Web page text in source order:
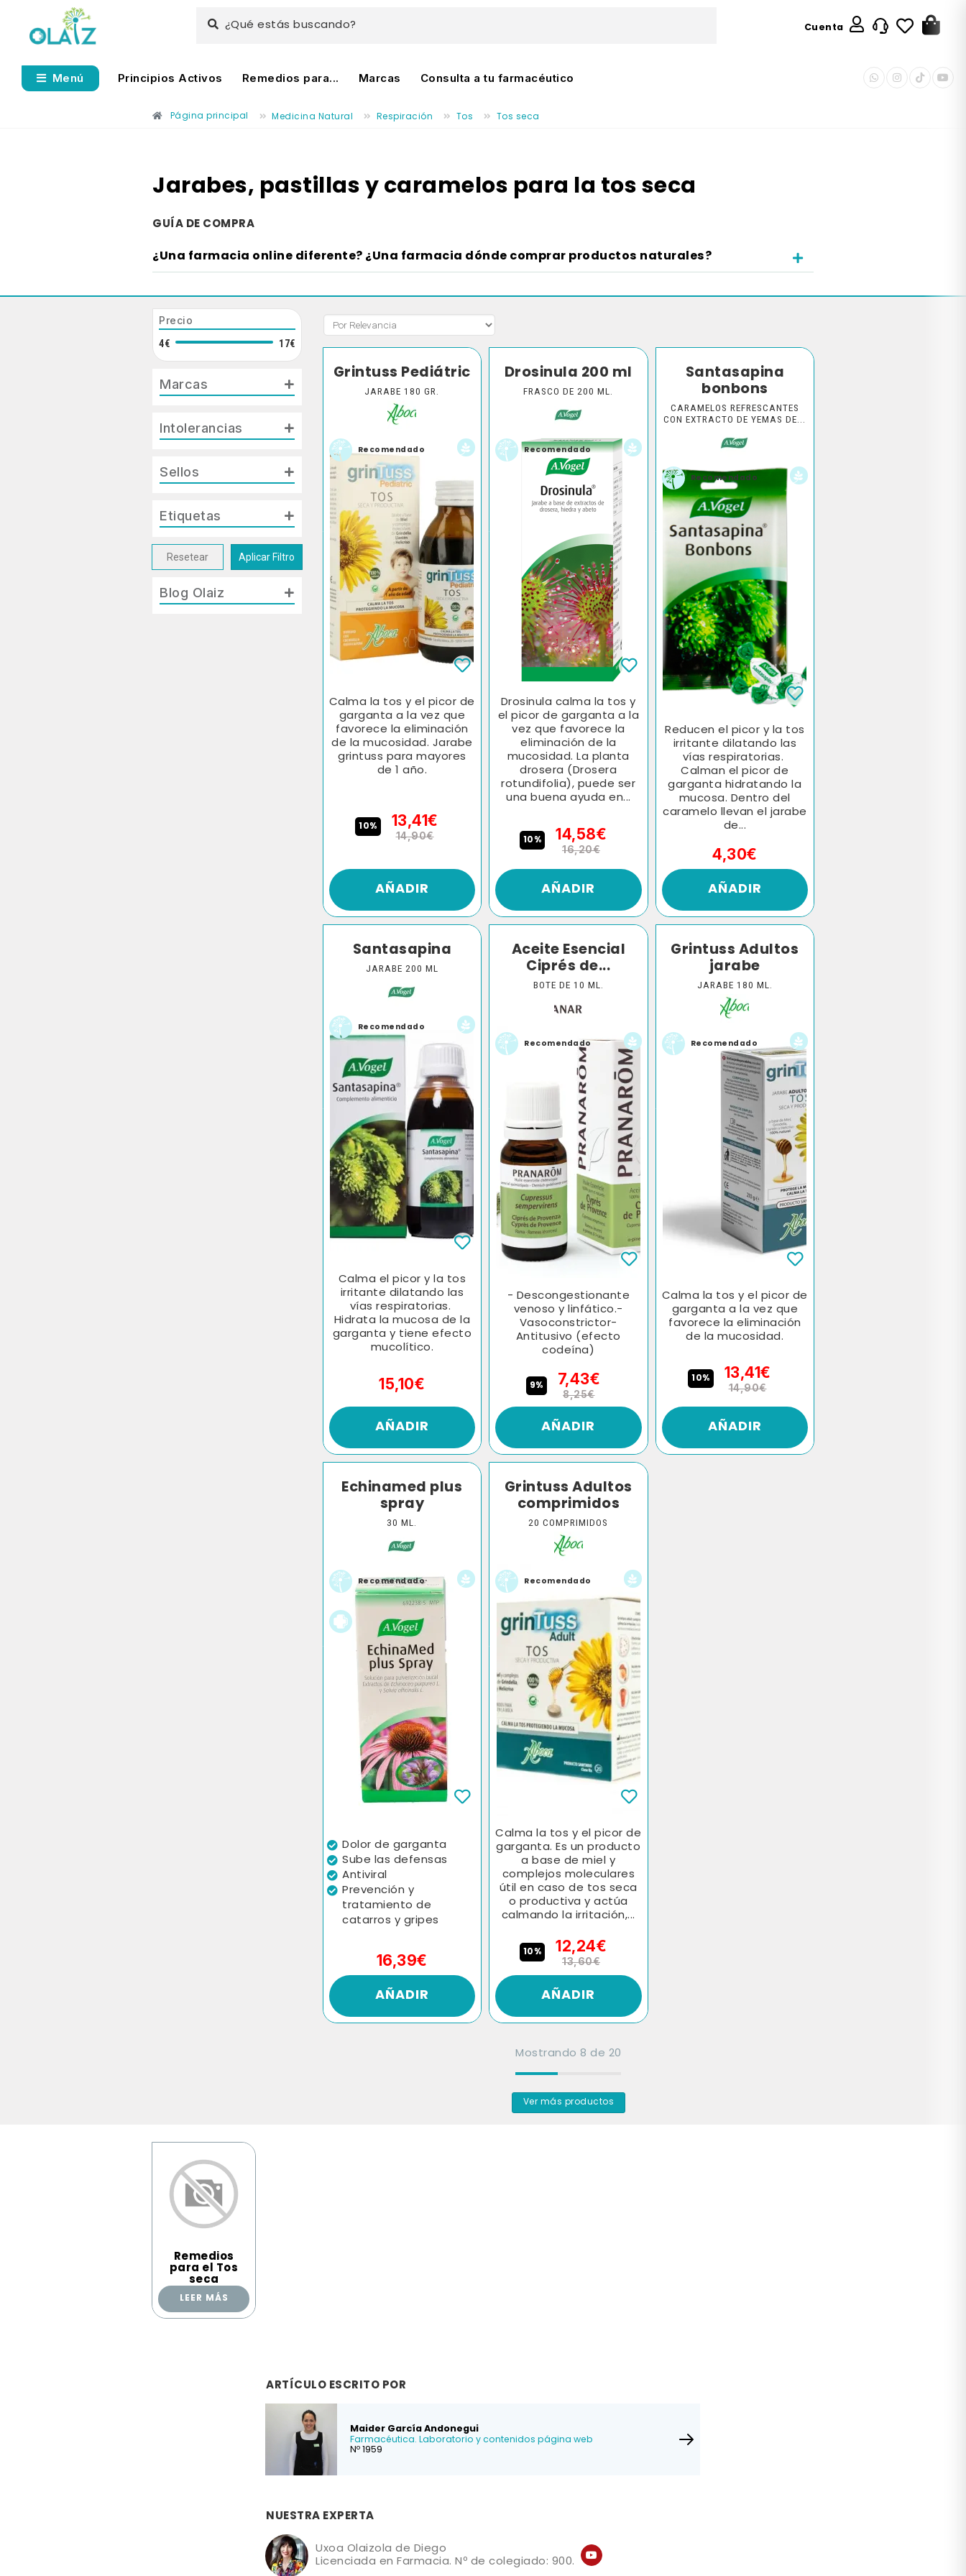
¿Qué estás buscando? Cuenta
Menú Principios Activos Remedios para... Marcas Consulta a tu farmacéutico
Página principal Medicina Natural Respiración Tos Tos seca
Jarabes, pastillas y caramelos para la tos seca
GUÍA DE COMPRA
¿Una farmacia online diferente? ¿Una farmacia dónde comprar productos naturales?
Grintuss Pediátric
JARABE 180 GR.
Recomendado
Calma la tos y el picor de
garganta a la vez que
favorece la eliminación
de la mucosidad. Jarabe
grintuss para mayores
de 1 año.
10% 13,41€
14,90€
AÑADIR
Drosinula 200 ml
FRASCO DE 200 ML.
Recomendado
Drosinula calma la tos y
el picor de garganta a la
vez que favorece la
eliminación de la
mucosidad. La planta
drosera (Drosera
rotundifolia), puede ser
una buena ayuda en...
10% 14,58€
16,20€
AÑADIR
Santasapina
bonbons
CARAMELOS REFRESCANTES
CON EXTRACTO DE YEMAS DE...
Recomendado
Reducen el picor y la tos
irritante dilatando las
vías respiratorias.
Calman el picor de
garganta hidratando la
mucosa. Dentro del
caramelo llevan el jarabe
de...
4,30€
AÑADIR
Santasapina
JARABE 200 ML
Recomendado
Calma el picor y la tos
irritante dilatando las
vías respiratorias.
Hidrata la mucosa de la
garganta y tiene efecto
mucolítico.
15,10€
AÑADIR
Aceite Esencial
Ciprés de...
BOTE DE 10 ML.
Recomendado
- Descongestionante
venoso y linfático.-
Vasoconstrictor-
Antitusivo (efecto
codeína)
9% 7,43€
8,25€
AÑADIR
Grintuss Adultos
jarabe
JARABE 180 ML.
Recomendado
Calma la tos y el picor de
garganta a la vez que
favorece la eliminación
de la mucosidad.
10% 13,41€
14,90€
AÑADIR
Echinamed plus
spray
30 ML.
Recomendado
Dolor de garganta
Sube las defensas
Antiviral
Prevención y
tratamiento de
catarros y gripes
16,39€
AÑADIR
Grintuss Adultos
comprimidos
20 COMPRIMIDOS
Recomendado
Calma la tos y el picor de
garganta. Es un producto
a base de miel y
complejos moleculares
útil en caso de tos seca
o productiva y actúa
calmando la irritación,...
10% 12,24€
13,60€
AÑADIR
Mostrando 8 de 20
Ver más productos
Precio
4€ 17€
Marcas
Intolerancias
Sellos
Etiquetas
Resetear Aplicar Filtro
Blog Olaiz
Remedios
para el Tos
seca
LEER MÁS
ARTÍCULO ESCRITO POR
Maider García Andonegui
Farmacéutica. Laboratorio y contenidos página web
Nº 1959
NUESTRA EXPERTA
Uxoa Olaizola de Diego
Licenciada en Farmacia. Nº de colegiado: 900.